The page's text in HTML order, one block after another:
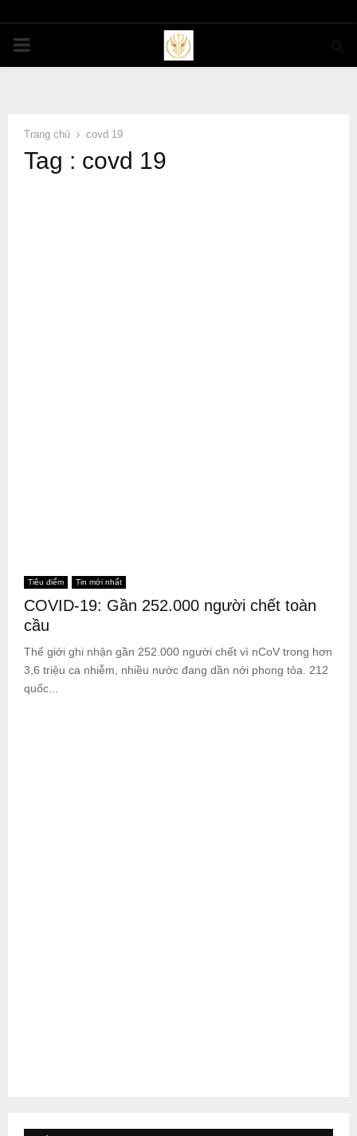
PRIMARY
Trang chủ covd 19
Tag : covd 19
Tiêu điểm Tin mới nhất
COVID-19: Gần 252.000 người chết toàn
cầu
Thế giới ghi nhận gần 252.000 người chết vì nCoV trong hơn
3,6 triệu ca nhiễm, nhiều nước đang dần nới phong tỏa. 212
quốc...